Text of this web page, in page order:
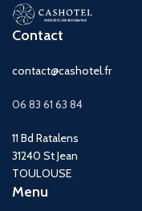
Contact
contact@cashotel.fr
06 83 61 63 84
11 Bd Ratalens
31240 St Jean
TOULOUSE
Menu